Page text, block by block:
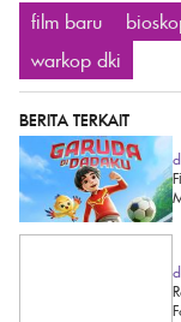
film baru
warkop dki
BERITA TERKAIT